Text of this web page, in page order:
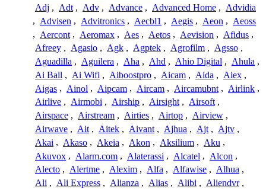
Adj , Adt , Adv , Advance , Advanced Home , Advidia
, Advisen , Advitronics , Aecbl1 , Aegis , Aeon , Aeoss
, Aercont , Aeromax , Aes , Aetos , Aevision , Afidus ,
Afreey , Agasio , Agk , Agptek , Agrofilm , Agsso ,
Aguadilla , Aguilera , Aha , Ahd , Ahio Digital , Ahula ,
Ai Ball , Ai Wifi , Aiboostpro , Aicam , Aida , Aiex ,
Aigas , Ainol , Aipcam , Aircam , Aircamubnt , Airlink ,
Airlive , Airmobi , Airship , Airsight , Airsoft ,
Airspace , Airstream , Airties , Airtop , Airview ,
Airwave , Ait , Aitek , Aivant , Ajhua , Ajt , Ajtv ,
Akai , Akaso , Akeia , Akon , Aksilium , Aku ,
Akuvox , Alarm.com , Alaterassi , Alcatel , Alcon ,
Alecto , Alertme , Alexim , Alfa , Alfawise , Alhua ,
Ali , Ali Express , Alianza , Alias , Alibi , Aliendvr ,